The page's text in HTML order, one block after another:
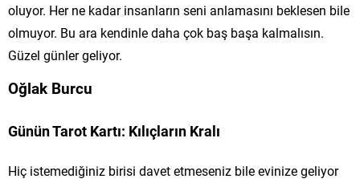
oluyor. Her ne kadar insanların seni anlamasını beklesen bile
olmuyor. Bu ara kendinle daha çok baş başa kalmalısın.
Güzel günler geliyor.
Oğlak Burcu
Günün Tarot Kartı: Kılıçların Kralı
Hiç istemediğiniz birisi davet etmeseniz bile evinize geliyor